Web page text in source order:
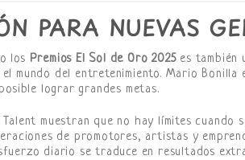
PARA NUEVAS
los Premios El Sol de Oro 2025es también
mundo del entretenimiento. Mario
lograr grandes metas.
muestran que no hay límites cuando
de promotores, artistas y
diario se traduce en resultados